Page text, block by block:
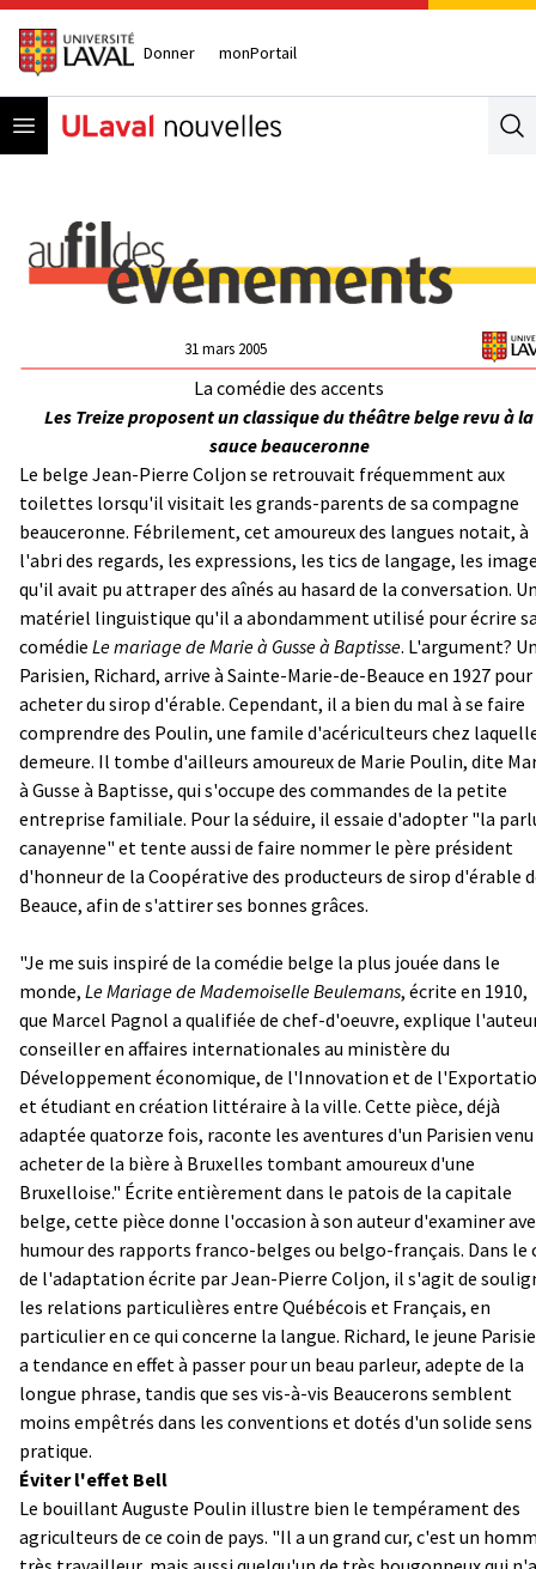
Donner monPortail
Open menu
31 mars 2005
La comédie des accents
Les Treize proposent un classique du théâtre belge revu à la
sauce beauceronne
Le belge Jean-Pierre Coljon se retrouvait fréquemment aux
toilettes lorsqu'il visitait les grands-parents de sa compagne
beauceronne. Fébrilement, cet amoureux des langues notait, à
l'abri des regards, les expressions, les tics de langage, les
qu'il avait pu attraper des aînés au hasard de la conversation.
matériel linguistique qu'il a abondamment utilisé pour écrire
comédie Le mariage de Marie à Gusse à Baptisse. L'argument?
Parisien, Richard, arrive à Sainte-Marie-de-Beauce en 1927 pour
acheter du sirop d'érable. Cependant, il a bien du mal à se faire
comprendre des Poulin, une famile d'acériculteurs chez
demeure. Il tombe d'ailleurs amoureux de Marie Poulin, dite
à Gusse à Baptisse, qui s'occupe des commandes de la petite
entreprise familiale. Pour la séduire, il essaie d'adopter "la
canayenne" et tente aussi de faire nommer le père président
d'honneur de la Coopérative des producteurs de sirop d'érable
Beauce, afin de s'attirer ses bonnes grâces.
"Je me suis inspiré de la comédie belge la plus jouée dans le
monde, Le Mariage de Mademoiselle Beulemans, écrite en 1910,
que Marcel Pagnol a qualifiée de chef-d'oeuvre, explique
conseiller en affaires internationales au ministère du
Développement économique, de l'Innovation et de
et étudiant en création littéraire à la ville. Cette pièce, déjà
adaptée quatorze fois, raconte les aventures d'un Parisien venu
acheter de la bière à Bruxelles tombant amoureux d'une
Bruxelloise." Écrite entièrement dans le patois de la capitale
belge, cette pièce donne l'occasion à son auteur d'examiner
humour des rapports franco-belges ou belgo-français. Dans le
de l'adaptation écrite par Jean-Pierre Coljon, il s'agit de
les relations particulières entre Québécois et Français, en
particulier en ce qui concerne la langue. Richard, le jeune
a tendance en effet à passer pour un beau parleur, adepte de la
longue phrase, tandis que ses vis-à-vis Beaucerons semblent
moins empêtrés dans les conventions et dotés d'un solide sens
pratique.
Éviter l'effet Bell
Le bouillant Auguste Poulin illustre bien le tempérament des
agriculteurs de ce coin de pays. "Il a un grand cur, c'est un